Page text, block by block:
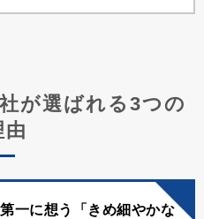
が選ばれる3つの
由
一に想う「きめ細やかな